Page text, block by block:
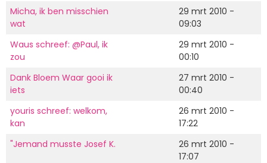
Micha, ik ben misschien
wat
29 mrt 2010 -
09:03
Waus schreef: @Paul, ik
zou
29 mrt 2010 -
00:10
Dank Bloem Waar gooi ik
iets
27 mrt 2010 -
00:40
youris schreef: welkom,
kan
26 mrt 2010 -
17:22
"Jemand musste Josef K.
26 mrt 2010 -
17:07